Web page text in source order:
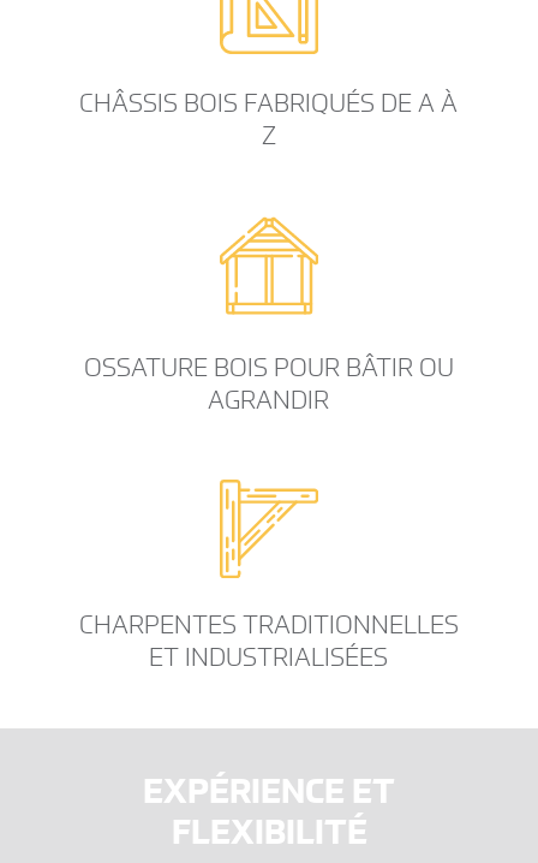
CHÂSSIS BOIS FABRIQUÉS DE A À
Z
OSSATURE BOIS POUR BÂTIR OU
AGRANDIR
CHARPENTES TRADITIONNELLES
ET INDUSTRIALISÉES
EXPÉRIENCE ET
FLEXIBILITÉ